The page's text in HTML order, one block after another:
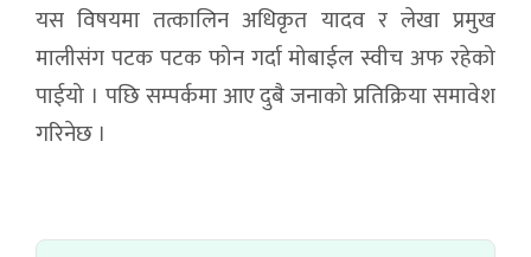
यस विषयमा तत्कालिन अधिकृत यादव र लेखा प्रमुख
मालीसंग पटक पटक फोन गर्दा मोबाईल स्वीच अफ रहेको
पाईयो । पछि सम्पर्कमा आए दुबै जनाको प्रतिक्रिया समावेश
गरिनेछ ।